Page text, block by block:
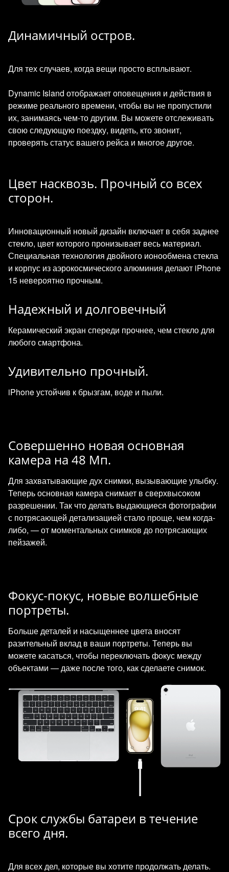
Динамичный остров.
Для тех случаев, когда вещи просто всплывают.
Dynamic Island отображает оповещения и действия в
режиме реального времени, чтобы вы не пропустили
их, занимаясь чем-то другим. Вы можете отслеживать
свою следующую поездку, видеть, кто звонит,
проверять статус вашего рейса и многое другое.
Цвет насквозь. Прочный со всех
сторон.
Инновационный новый дизайн включает в себя заднее
стекло, цвет которого пронизывает весь материал.
Специальная технология двойного ионообмена стекла
и корпус из аэрокосмического алюминия делают iPhone
15 невероятно прочным.
Надежный и долговечный
Керамический экран спереди прочнее, чем стекло для
любого смартфона.
Удивительно прочный.
iPhone устойчив к брызгам, воде и пыли.
Совершенно новая основная
камера на 48 Мп.
Для захватывающие дух снимки, вызывающие улыбку.
Теперь основная камера снимает в сверхвысоком
разрешении. Так что делать выдающиеся фотографии
с потрясающей детализацией стало проще, чем когда-
либо, — от моментальных снимков до потрясающих
пейзажей.
Фокус‑покус, новые волшебные
портреты.
Больше деталей и насыщеннее цвета вносят
разительный вклад в ваши портреты. Теперь вы
можете касаться, чтобы переключать фокус между
объектами — даже после того, как сделаете снимок.
Срок службы батареи в течение
всего дня.
Для всех дел, которые вы хотите продолжать делать.